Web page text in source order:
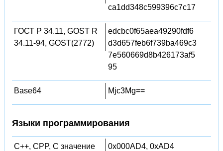
ca1dd348c599396c7c17
ГОСТ Р 34.11, GOST R
34.11-94, GOST(2772)
edcbc0f65aea49290fdf6
d3d657feb6f739ba469c3
7e560669d8b426173af5
95
Base64 Mjc3Mg==
Языки программирования
C++, CPP, C значение
0x000AD4, 0xAD4